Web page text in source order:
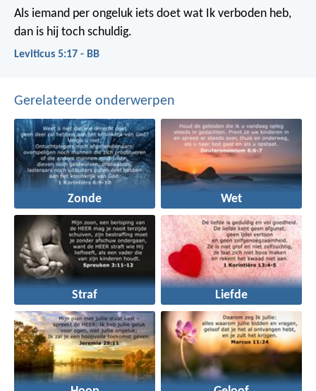
Als iemand per ongeluk iets doet wat Ik verboden heb,
dan is hij toch schuldig.
Leviticus 5:17 - BB
Gerelateerde onderwerpen
Zonde Wet
Straf Liefde